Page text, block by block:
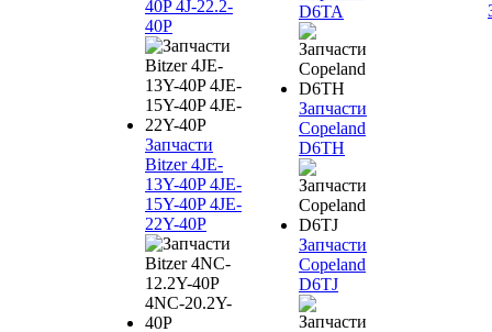
40P 4J‐22.2-
40P
Запчасти
Bitzer 4JE-
13Y-40P 4JE-
15Y-40P 4JE-
22Y-40P
D6TA
Запчасти
Copeland
D6TH
Запчасти
Copeland
D6TJ